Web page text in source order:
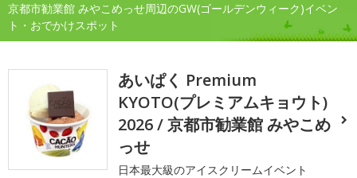
京都市勧業館 みやこめっせ周辺のGW(ゴールデンウィーク)イベン
ト・おでかけスポット
あいぱく Premium
KYOTO(プレミアムキョウト)
2026 / 京都市勧業館 みやこめ
っせ
日本最大級のアイスクリームイベント